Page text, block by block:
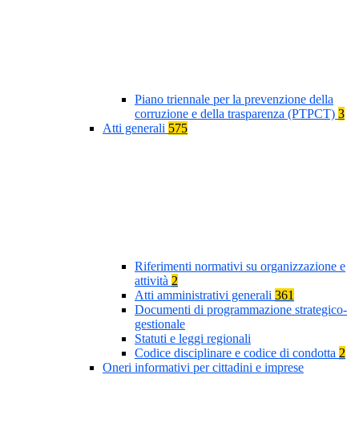
Piano triennale per la prevenzione della
corruzione e della trasparenza (PTPCT) 3
Atti generali 575
Riferimenti normativi su organizzazione e
attività 2
Atti amministrativi generali 361
Documenti di programmazione strategico-
gestionale
Statuti e leggi regionali
Codice disciplinare e codice di condotta 2
Oneri informativi per cittadini e imprese